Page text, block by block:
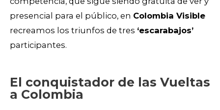
presencial para el público, en Colombia Visible
recreamos los triunfos de tres ‘escarabajos’
participantes.
El conquistador de las Vueltas
a Colombia